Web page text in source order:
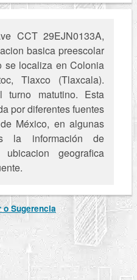
CCT 29EJN0133A,
basica preescolar
se localiza en Colonia
Tlaxco (Tlaxcala).
turno matutino. Esta
por diferentes fuentes
México, en algunas
la información de
geografica
o Sugerencia